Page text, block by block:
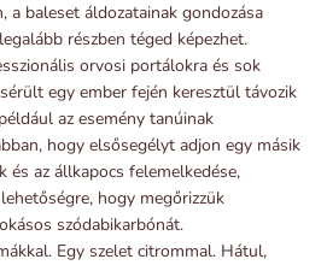
a baleset áldozatainak gondozása
részben téged képezhet.
orvosi portálokra és sok
egy ember fején keresztül távozik
az esemény tanúinak
hogy elsősegélyt adjon egy másik
és az állkapocs felemelkedése,
hogy megőrizzük
szódabikarbónát.
Egy szelet citrommal. Hátul,